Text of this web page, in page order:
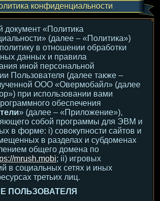
конфиденциальности
документ «Политика
(далее – «Политика»)
в отношении обработки
данных и правила
иной персональной
Пользователя (далее также –
ООО «Овермобайл» (далее
при использовании вами
обеспечения
» (далее – «Приложение»),
собой программы для ЭВМ и
в форме: i) совокупности сайтов и
в разделах и субдоменах
общего домена по
mrush.mobi; ii) игровых
в социальных сетях и иных
третьих лиц.
ПОЛЬЗОВАТЕЛЯ